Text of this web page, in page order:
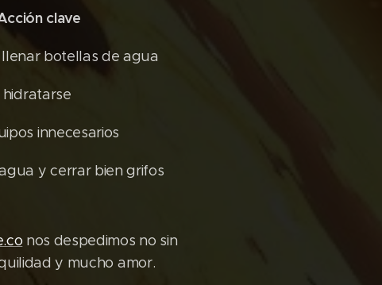
clave
de agua
bien grifos
nos despedimos no sin
y mucho amor.